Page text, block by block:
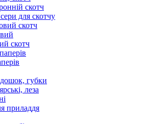
скотч
для скотчу
скотч
скотч
губки
леза
приладдя